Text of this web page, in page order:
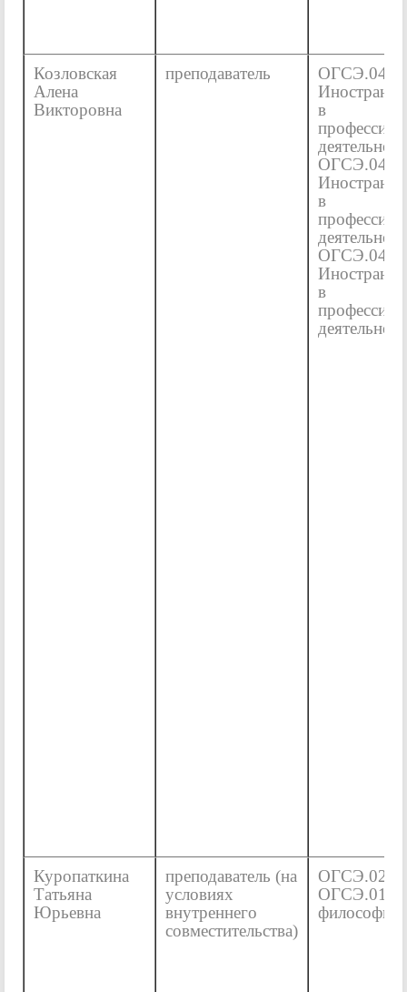
Козловская
Алена
Викторовна
преподаватель
ОГСЭ.04
в
ОГСЭ.04
в
ОГСЭ.04
в
Куропаткина
Татьяна
Юрьевна
преподаватель (на
условиях
внутреннего
совместительства)
ОГСЭ.02
ОГСЭ.01
философии